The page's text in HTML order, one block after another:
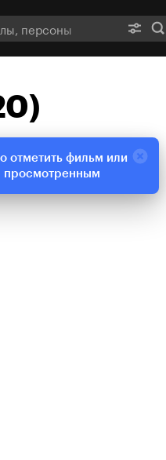
отметить фильм или
просмотренным